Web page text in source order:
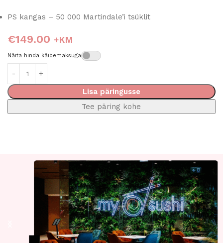
PS kangas – 50 000 Martindale’i tsüklit
€149.00 +KM
Näita hinda käibemaksuga
Lisa päringusse
Tee päring kohe